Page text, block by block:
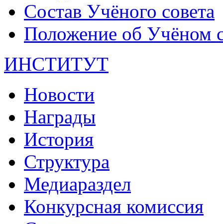
Состав Учёного совета
Положение об Учёном
ИНСТИТУТ
Новости
Награды
История
Структура
Медиараздел
Конкурсная комиссия